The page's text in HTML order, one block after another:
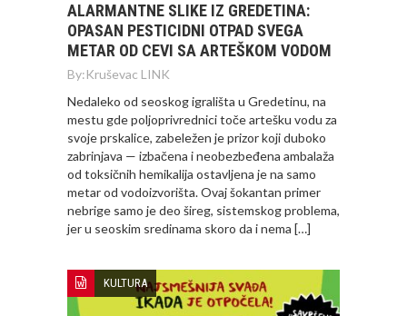
ALARMANTNE SLIKE IZ GREDETINA:
OPASAN PESTICIDNI OTPAD SVEGA
METAR OD CEVI SA ARTEŠKOM VODOM
By:Kruševac LINK
Nedaleko od seoskog igrališta u Gredetinu, na
mestu gde poljoprivrednici toče artešku vodu za
svoje prskalice, zabeležen je prizor koji duboko
zabrinjava — izbačena i neobezbeđena ambalaža
od toksičnih hemikalija ostavljena je na samo
metar od vodoizvorišta. Ovaj šokantan primer
nebrige samo je deo šireg, sistemskog problema,
jer u seoskim sredinama skoro da i nema […]
KULTURA